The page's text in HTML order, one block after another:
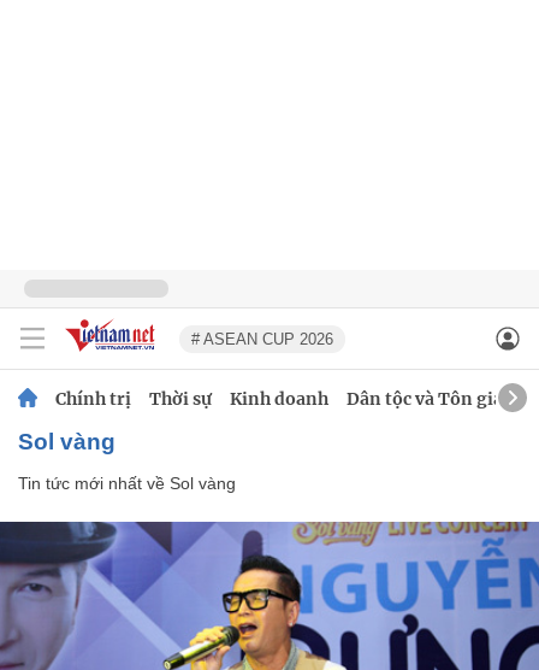
# ASEAN CUP 2026
Chính trị Thời sự Kinh doanh Dân tộc và Tôn giáo
Sol vàng
Tin tức mới nhất về Sol vàng